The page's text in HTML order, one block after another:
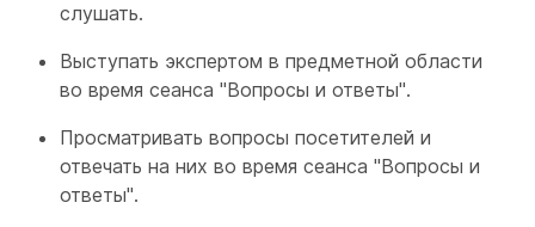
слушать.
Выступать экспертом в предметной области
во время сеанса "Вопросы и ответы".
Просматривать вопросы посетителей и
отвечать на них во время сеанса "Вопросы и
ответы".